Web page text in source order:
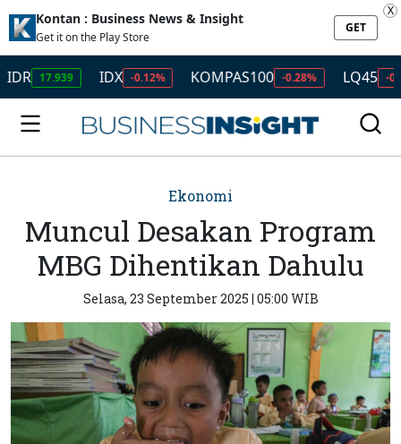
Kontan : Business News & Insight
Get it on the Play Store
GET
X
IDX -0.12% KOMPAS100 -0.28% LQ45 -0.49%
Ekonomi
Muncul Desakan Program
MBG Dihentikan Dahulu
Selasa, 23 September 2025 | 05:00 WIB